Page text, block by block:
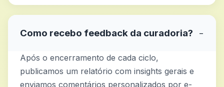
Como recebo feedback da curadoria? −
Após o encerramento de cada ciclo,
publicamos um relatório com insights gerais e
enviamos comentários personalizados por e-